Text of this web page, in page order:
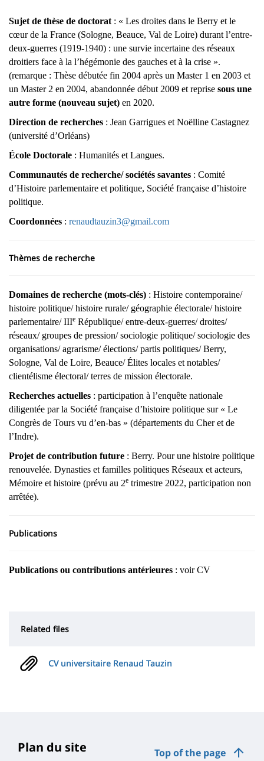
content
Contenu
de
la
page
principale
Sujet de thèse de doctorat : « Les droites dans le Berry et le
cœur de la France (Sologne, Beauce, Val de Loire) durant l’entre-
deux-guerres (1919-1940) : une survie incertaine des réseaux
droitiers face à la l’hégémonie des gauches et à la crise ».
(remarque : Thèse débutée fin 2004 après un Master 1 en 2003 et
un Master 2 en 2004, abandonnée début 2009 et reprise sous une
autre forme (nouveau sujet) en 2020.
Direction de recherches : Jean Garrigues et Noëlline Castagnez
(université d’Orléans)
École Doctorale : Humanités et Langues.
Communautés de recherche/ sociétés savantes : Comité
d’Histoire parlementaire et politique, Société française d’histoire
politique.
Coordonnées : renaudtauzin3@gmail.com
Thèmes de recherche
Domaines de recherche (mots-clés) : Histoire contemporaine/
histoire politique/ histoire rurale/ géographie électorale/ histoire
parlementaire/ IIIe République/ entre-deux-guerres/ droites/
réseaux/ groupes de pression/ sociologie politique/ sociologie des
organisations/ agrarisme/ élections/ partis politiques/ Berry,
Sologne, Val de Loire, Beauce/ Élites locales et notables/
clientélisme électoral/ terres de mission électorale.
Recherches actuelles : participation à l’enquête nationale
diligentée par la Société française d’histoire politique sur « Le
Congrès de Tours vu d’en-bas » (départements du Cher et de
l’Indre).
Projet de contribution future : Berry. Pour une histoire politique
renouvelée. Dynasties et familles politiques Réseaux et acteurs,
Mémoire et histoire (prévu au 2e trimestre 2022, participation non
arrêtée).
Publications
Publications ou contributions antérieures : voir CV
Related files
CV universitaire Renaud Tauzin
Top of the page
Plan du site